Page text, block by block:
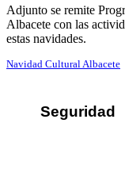
Adjunto se remite
Albacete con las
estas navidades.
Navidad Cultural Albacete
Seguridad